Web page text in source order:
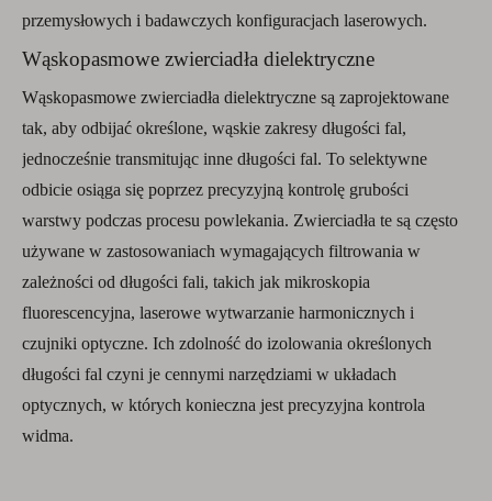
przemysłowych i badawczych konfiguracjach laserowych.
Wąskopasmowe zwierciadła dielektryczne
Wąskopasmowe zwierciadła dielektryczne są zaprojektowane
tak, aby odbijać określone, wąskie zakresy długości fal,
jednocześnie transmitując inne długości fal. To selektywne
odbicie osiąga się poprzez precyzyjną kontrolę grubości
warstwy podczas procesu powlekania. Zwierciadła te są często
używane w zastosowaniach wymagających filtrowania w
zależności od długości fali, takich jak mikroskopia
fluorescencyjna, laserowe wytwarzanie harmonicznych i
czujniki optyczne. Ich zdolność do izolowania określonych
długości fal czyni je cennymi narzędziami w układach
optycznych, w których konieczna jest precyzyjna kontrola
widma.